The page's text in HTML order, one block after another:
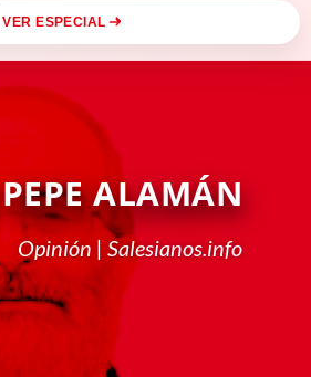
VER ESPECIAL
PEPE ALAMÁN
Opinión | Salesianos.info